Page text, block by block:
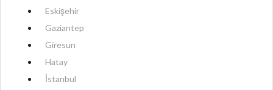
Eskişehir
Gaziantep
Giresun
Hatay
İstanbul